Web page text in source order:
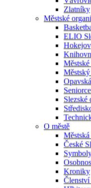
Zlatníky
Městské
ELIO
Slezské
O městě
Městská
České
Kroniky
Členství